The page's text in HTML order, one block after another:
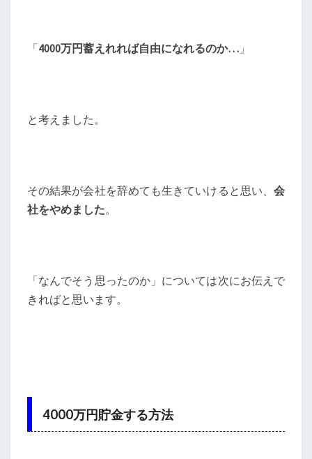
「4000万円蓄えれれば自由になれるのか… 」
と考えました。
その結果が会社を辞めても生きていけると思い、 会
社をやめました。
「なんでそう思ったのか」については次にお伝えで
きればと思います。
4000万円貯金する方法